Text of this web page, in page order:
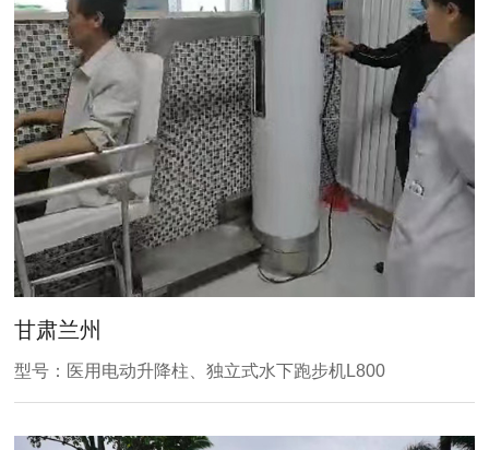
甘肃兰州
型号：医用电动升降柱、独立式水下跑步机L800